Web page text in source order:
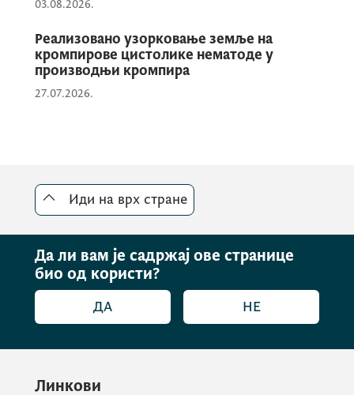
03.08.2026.
Реализовано узорковање земље на
кромпирове цистолике нематоде у
производњи кромпира
27.07.2026.
Иди на врх стране
Да ли вам је садржај ове странице
био од користи?
ДА НЕ
Линкови